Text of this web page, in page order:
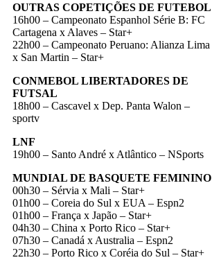
OUTRAS COPETIÇÕES DE FUTEBOL
16h00 – Campeonato Espanhol Série B: FC
Cartagena x Alaves – Star+
22h00 – Campeonato Peruano: Alianza Lima
x San Martin – Star+
CONMEBOL LIBERTADORES DE
FUTSAL
18h00 – Cascavel x Dep. Panta Walon –
sportv
LNF
19h00 – Santo André x Atlântico – NSports
MUNDIAL DE BASQUETE FEMININO
00h30 – Sérvia x Mali – Star+
01h00 – Coreia do Sul x EUA – Espn2
01h00 – França x Japão – Star+
04h30 – China x Porto Rico – Star+
07h30 – Canadá x Australia – Espn2
22h30 – Porto Rico x Coréia do Sul – Star+